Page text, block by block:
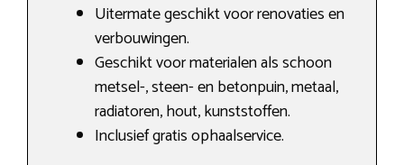
Uitermate geschikt voor renovaties en
verbouwingen.
Geschikt voor materialen als schoon
metsel-, steen- en betonpuin, metaal,
radiatoren, hout, kunststoffen.
Inclusief gratis ophaalservice.